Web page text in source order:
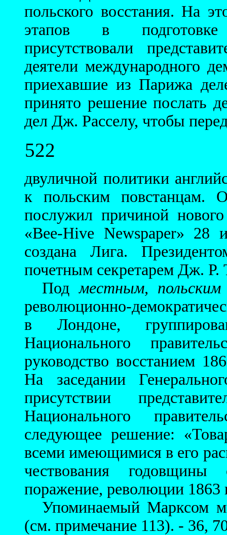
польского восстания. На
этапов в подготовке
присутствовали
деятели международного
приехавшие из Парижа
принято решение послать
дел Дж. Расселу, чтобы
522
двуличной политики
к польским повстанцам.
послужил причиной
«Bee-Hive Newspaper»
создана Лига.
почетным секретарем Дж. Р.
Подместным,
революционно-
в Лондоне,
Национального
руководство восстанием
На заседании
присутствии
Национального
следующее решение:
всеми имеющимися в его
чествования
поражение, революции 1863
Упоминаемый Марксом
(см. примечание 113). - 36,